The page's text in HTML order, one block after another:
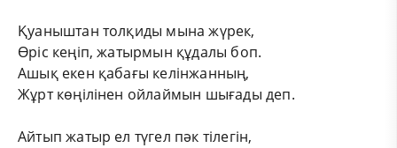
Қуаныштан толқиды мына жүрек,
Өріс кеңіп, жатырмын құдалы боп.
Ашық екен қабағы келінжанның,
Жұрт көңілінен ойлаймын шығады деп.
Айтып жатыр ел түгел пәк тілегін,